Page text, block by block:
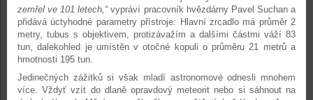
zemřel ve 101 letech,“vypráví pracovník hvězdárny Pavel Suchan a
přidává úctyhodné parametry přístroje: Hlavní zrcadlo má průměr 2
metry, tubus s objektivem, protizávažím a dalšími částmi váží 83
tun, dalekohled je umístěn v otočné kopuli o průměru 21 metrů a
hmotnosti 195 tun.
Jedinečných zážitků si však mladí astronomové odnesli mnohem
více. Vždyť vzít do dlaně opravdový meteorit nebo si sáhnout na